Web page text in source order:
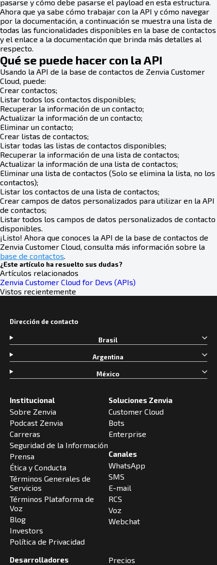
pasarse y cómo debe pasarse el payload en esta estructura.
Ahora que ya sabe cómo trabajar con la API y cómo navegar
por la documentación, a continuación se muestra una lista de
todas las funcionalidades disponibles en la base de contactos
y el enlace a la documentación que brinda más detalles al
respecto.
Qué se puede hacer con la API
Usando la API de la base de contactos de Zenvia Customer
Cloud, puede:
Crear contactos;
Listar todos los contactos disponibles;
Recuperar la información de un contacto;
Actualizar la información de un contacto;
Eliminar un contacto;
Crear listas de contactos;
Listar todas las listas de contactos disponibles;
Recuperar la información de una lista de contactos;
Actualizar la información de una lista de contactos;
Eliminar una lista de contactos (Solo se elimina la lista, no los
contactos);
Listar los contactos de una lista de contactos;
Crear campos de datos personalizados para utilizar en la API
de contactos;
Listar todos los campos de datos personalizados de contacto
disponibles.
¡Listo! Ahora que conoces la API de la base de contactos de
Zenvia Customer Cloud, consulta más información sobre la
base de contactos.
¿Este artículo ha resuelto sus dudas?
Artículos relacionados
Zenvia Customer Cloud for Devs (APIs)
Vistos recientemente
Institucional
Sobre Zenvia
Podcast Zenvia
Carreras
Seguridad de la Información
Prensa
Ética y Conducta
Términos Generales de
Servicios
Términos Plataforma de
Voz
Blog
Investors
Política de Privacidad
Soluciones Zenvia
Customer Cloud
Bots
Enterprise
Canales
WhatsApp
SMS
E-mail
RCS
Voz
Webchat
Desarrolladores
Precios
Dirección de contacto
Brasil
Argentina
México